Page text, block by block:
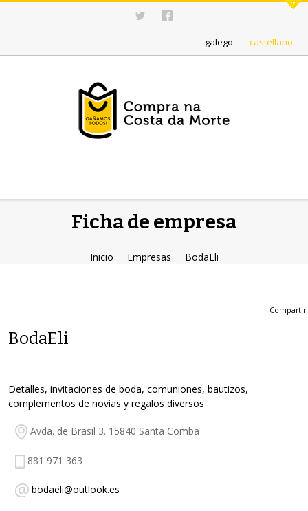
galego castellano
Ficha de empresa
Inicio Empresas BodaEli
Compartir:
BodaEli
Detalles, invitaciones de boda, comuniones, bautizos,
complementos de novias y regalos diversos
Avda. de Brasil 3. 15840 Santa Comba
881 971 363
bodaeli@outlook.es